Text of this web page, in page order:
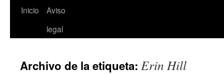
Inicio
Aviso
legal
Archivo de la etiqueta: Erin Hill